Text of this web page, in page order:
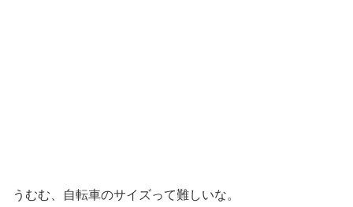
うむむ、自転車のサイズって難しいな。